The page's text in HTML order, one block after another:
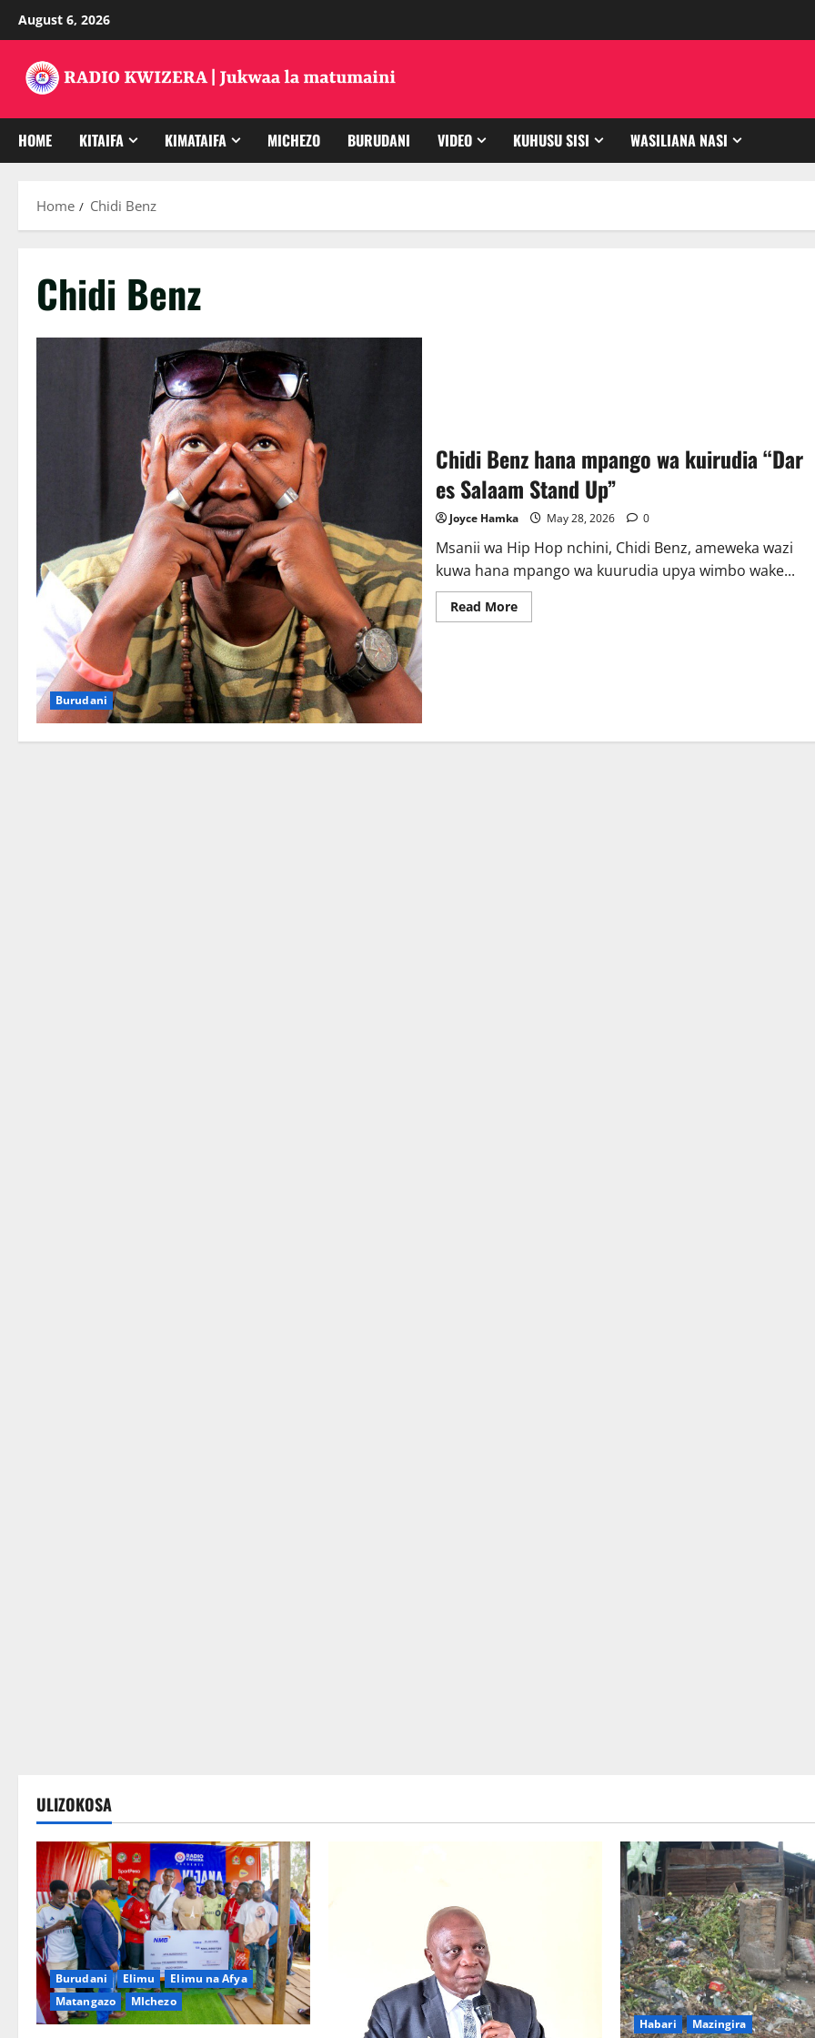
August 6, 2026
HOME KITAIFA KIMATAIFA MICHEZO BURUDANI VIDEO KUHUSU SISI WASILIANA NASI
Home Chidi Benz
Chidi Benz
Burudani
Chidi Benz hana mpango wa kuirudia “Dar
es Salaam Stand Up”
Joyce Hamka May 28, 2026 0
Msanii wa Hip Hop nchini, Chidi Benz, ameweka wazi
kuwa hana mpango wa kuurudia upya wimbo wake...
Read MoreRead
more
Salaam
ULIZOKOSA
Burudani Elimu
Elimu na Afya
Matangazo
MIchezo
Habari Mazingira